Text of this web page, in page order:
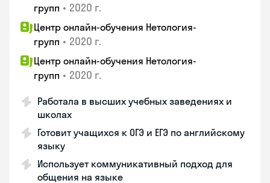
групп • 2020 г.
Центр онлайн-обучения Нетология-
групп • 2020 г.
Центр онлайн-обучения Нетология-
групп • 2020 г.
Работала в высших учебных заведениях и
школах
Готовит учащихся к ОГЭ и ЕГЭ по английскому
языку
Использует коммуникативный подход для
общения на языке